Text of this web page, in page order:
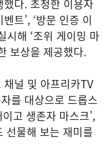
다. 초청한 이용자
트’, ‘방문 인증 이
시해 ‘조위 게이밍 마
보상을 제공했다.
채널 및 아프리카TV
를 대상으로 드롭스
고 생존자 마스크’,
선물해 보는 재미를